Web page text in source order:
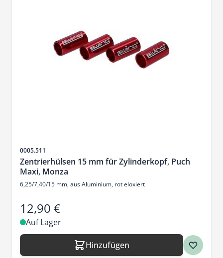
Artikelnr.
0005.511
Zentrierhülsen 15 mm für Zylinderkopf, Puch
Maxi, Monza
6,25/7,40/15 mm, aus Aluminium, rot eloxiert
12,90 €
Auf Lager
Hinzufügen